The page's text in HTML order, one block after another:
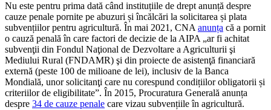
Nu este pentru prima dată când instituțiile de drept anunță despre
cauze penale pornite pe abuzuri și încălcări la solicitarea și plata
subvențiilor pentru agricultură. În mai 2021, CNA anunța că a pornit
o cauză penală în care factori de decizie de la AIPA „ar fi achitat
subvenţii din Fondul Naţional de Dezvoltare a Agriculturii şi
Mediului Rural (FNDAMR) şi din proiecte de asistenţă financiară
externă (peste 100 de milioane de lei), inclusiv de la Banca
Mondială, unor solicitanţi care nu corespund condițiilor obligatorii și
criteriilor de eligibilitate”. În 2015, Procuratura Generală anunța
despre 34 de cauze penale care vizau subvențiile în agricultură.